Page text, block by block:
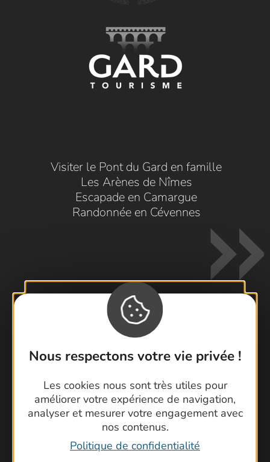
Nous respectons votre vie privée !
Les cookies nous sont très utiles pour
améliorer votre expérience de navigation,
analyser et mesurer votre engagement avec
nos contenus.
Politique de confidentialité
Visiter le Pont du Gard en famille
Les Arènes de Nîmes
Escapade en Camargue
Randonnée en Cévennes
Contactez-nous !
Foire aux questions
Cartoguides et Topoguides
Latitude Gard